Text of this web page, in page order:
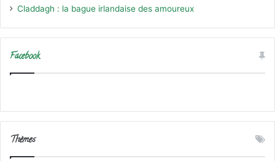
Claddagh : la bague irlandaise des amoureux
Facebook
Thèmes